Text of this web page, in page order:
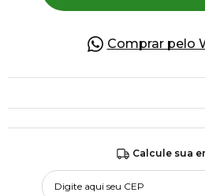
Comprar pelo
Calcule sua